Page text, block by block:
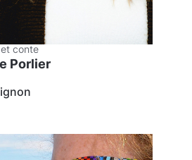
conte
Porlier